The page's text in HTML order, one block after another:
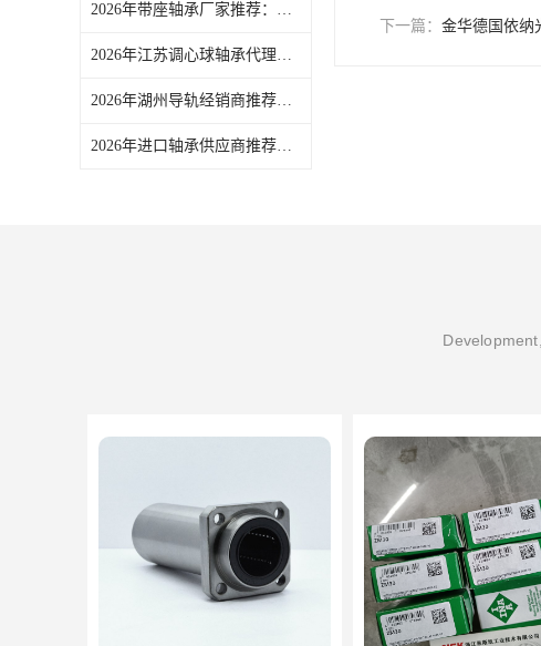
日本THK
自润滑铜套无油轴承
C&U人本轴承
2026年带座轴承厂家推荐：聚焦湖州恩斯凯品质供应与服务优势
2026年江苏调心球轴承代理商推荐：湖州恩斯凯工业技术有限公司
2026年湖州导轨经销商推荐：恩斯凯工业全品类线性导轨供应
2026年进口轴承供应商推荐：湖州恩斯凯工业技术有限公司解析
下一篇： 金华德国依纳